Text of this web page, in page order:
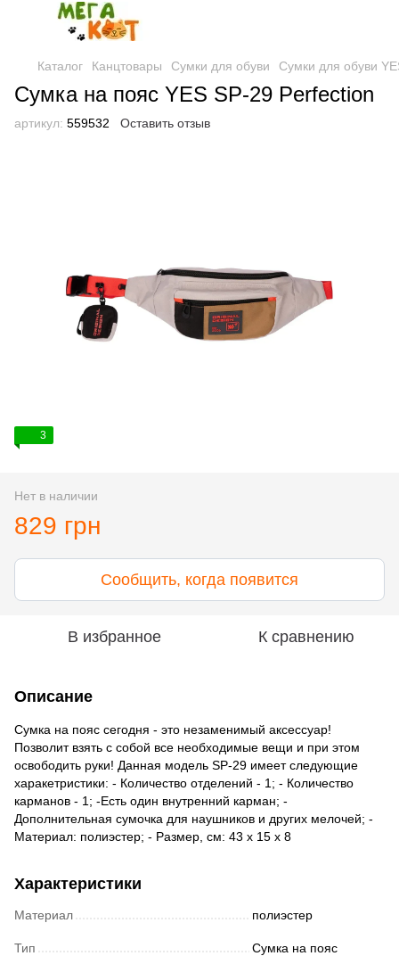
Каталог Канцтовары Сумки для обуви Сумки для обуви
Сумка на пояс YES SP-29 Perfection
артикул: 559532 Оставить отзыв
3
Нет в наличии
829 грн
Сообщить, когда появится
В избранное К сравнению
Описание
Сумка на пояс сегодня - это незаменимый аксессуар!
Позволит взять с собой все необходимые вещи и при этом
освободить руки! Данная модель SP-29 имеет следующие
харакетристики: - Количество отделений - 1; - Количество
карманов - 1; -Есть один внутренний карман; -
Дополнительная сумочка для наушников и других мелочей; -
Материал: полиэстер; - Размер, см: 43 x 15 x 8
Характеристики
Материал полиэстер
Тип Сумка на пояс